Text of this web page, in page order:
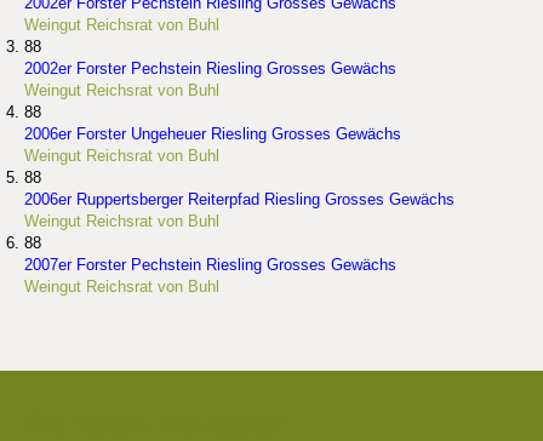
Weingut Reichsrat von Buhl
88
2002er Forster Pechstein Riesling Grosses Gewächs
Weingut Reichsrat von Buhl
88
2006er Forster Ungeheuer Riesling Grosses Gewächs
Weingut Reichsrat von Buhl
88
2006er Ruppertsberger Reiterpfad Riesling Grosses Gewächs
Weingut Reichsrat von Buhl
88
2007er Forster Pechstein Riesling Grosses Gewächs
Weingut Reichsrat von Buhl